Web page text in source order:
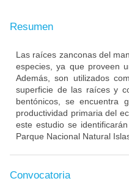
Resumen
Las raíces zanconas del
especies, ya que proveen
Además, son utilizados
superficie de las raíces y
bentónicos, se encuentra
productividad primaria del
este estudio se
Parque Nacional Natural
Convocatoria